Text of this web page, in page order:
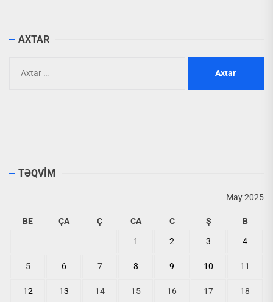
AXTAR
TƏQVİM
May 2025
BE ÇA Ç CA C Ş B
1 2 3 4
5 6 7 8 9 10 11
12 13 14 15 16 17 18